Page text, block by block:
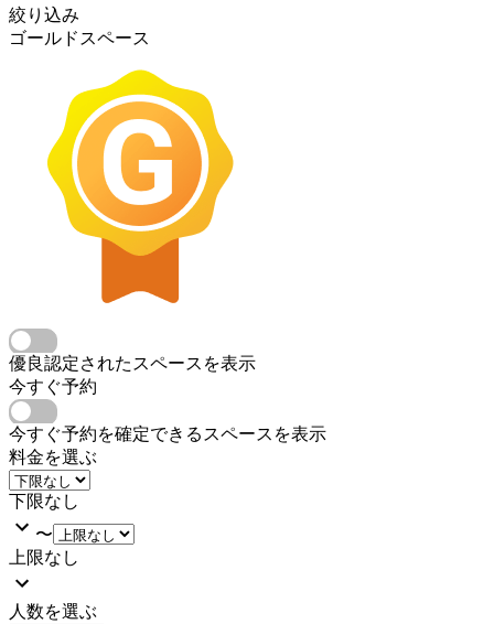
絞り込み
ゴールドスペース
優良認定されたスペースを表示
今すぐ予約
今すぐ予約を確定できるスペースを表示
料金を選ぶ
下限なし
〜
上限なし
人数を選ぶ